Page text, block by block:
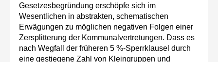
Gesetzesbegründung erschöpfe sich im
Wesentlichen in abstrakten, schematischen
Erwägungen zu möglichen negativen Folgen einer
Zersplitterung der Kommunalvertretungen. Dass es
nach Wegfall der früheren 5 %-Sperrklausel durch
eine gestiegene Zahl von Kleingruppen und